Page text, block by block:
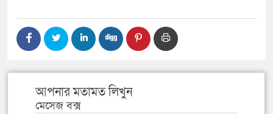
আপনার মতামত লিখুন
মেসেজ বক্স